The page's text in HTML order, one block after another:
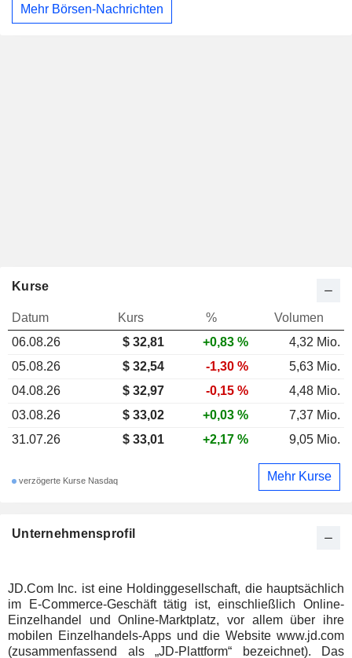
Mehr Börsen-Nachrichten
Unternehmensprofil
JD.Com Inc. ist eine Holdinggesellschaft, die hauptsächlich
im E-Commerce-Geschäft tätig ist, einschließlich Online-
Einzelhandel und Online-Marktplatz, vor allem über ihre
mobilen Einzelhandels-Apps und die Website www.jd.com
(zusammenfassend als „JD-Plattform“ bezeichnet). Das
Kurse
Datum Kurs %
Volumen
06.08.26
$ 32,81 +0,83 %
4,32 Mio.
05.08.26
$ 32,54 -1,30 %
5,63 Mio.
04.08.26
$ 32,97 -0,15 %
4,48 Mio.
03.08.26
$ 33,02 +0,03 %
7,37 Mio.
31.07.26
$ 33,01 +2,17 % 9,05 Mio.
verzögerte Kurse Nasdaq Mehr Kurse